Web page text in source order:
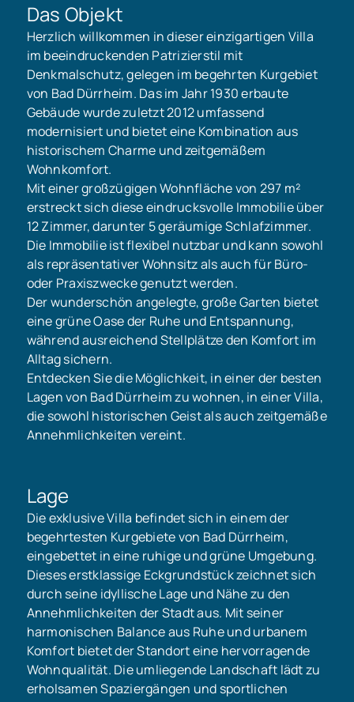
Das Objekt
Herzlich willkommen in dieser einzigartigen Villa
im beeindruckenden Patrizierstil mit
Denkmalschutz, gelegen im begehrten Kurgebiet
von Bad Dürrheim. Das im Jahr 1930 erbaute
Gebäude wurde zuletzt 2012 umfassend
modernisiert und bietet eine Kombination aus
historischem Charme und zeitgemäßem
Wohnkomfort.
Mit einer großzügigen Wohnfläche von 297 m²
erstreckt sich diese eindrucksvolle Immobilie über
12 Zimmer, darunter 5 geräumige Schlafzimmer.
Die Immobilie ist flexibel nutzbar und kann sowohl
als repräsentativer Wohnsitz als auch für Büro-
oder Praxiszwecke genutzt werden.
Der wunderschön angelegte, große Garten bietet
eine grüne Oase der Ruhe und Entspannung,
während ausreichend Stellplätze den Komfort im
Alltag sichern.
Entdecken Sie die Möglichkeit, in einer der besten
Lagen von Bad Dürrheim zu wohnen, in einer Villa,
die sowohl historischen Geist als auch zeitgemäße
Annehmlichkeiten vereint.
Lage
Die exklusive Villa befindet sich in einem der
begehrtesten Kurgebiete von Bad Dürrheim,
eingebettet in eine ruhige und grüne Umgebung.
Dieses erstklassige Eckgrundstück zeichnet sich
durch seine idyllische Lage und Nähe zu den
Annehmlichkeiten der Stadt aus. Mit seiner
harmonischen Balance aus Ruhe und urbanem
Komfort bietet der Standort eine hervorragende
Wohnqualität. Die umliegende Landschaft lädt zu
erholsamen Spaziergängen und sportlichen